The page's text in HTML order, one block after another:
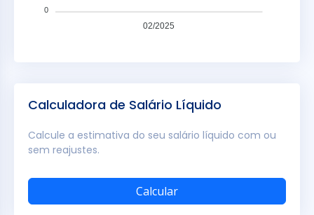
02/2025
0
Calculadora de Salário Líquido
Calcule a estimativa do seu salário líquido com ou
sem reajustes.
Calcular